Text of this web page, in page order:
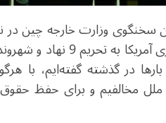
خزانه‌داری
در گذشته گفته‌ایم، با
مخالفیم و برای حفظ حقوق